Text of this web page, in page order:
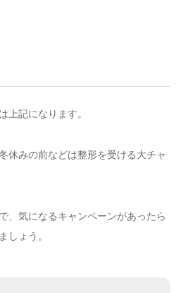
上記になります。
休みの前などは整形を受ける大チャ
、気になるキャンペーンがあったら
しょう。